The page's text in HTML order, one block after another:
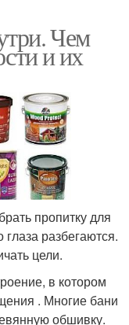
Чем
и их
пропитку для
разбегаются.
цели.
в котором
. Многие бани
обшивку.